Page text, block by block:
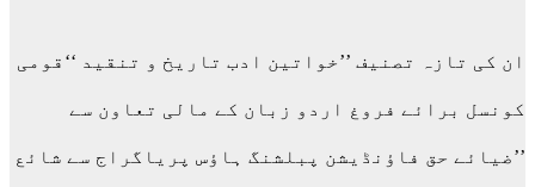
ان کی تازہ تصنیف ’’خواتین ادب تاریخ و تنقید ‘‘قومی
کونسل برائے فروغ اردو زبان کے مالی تعاون سے
’’ضیائے حق فاؤنڈیشن پبلشنگ ہاؤس پریاگراج سے شائع